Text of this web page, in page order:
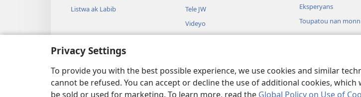
Privacy Settings
To provide you with the best possible experience, we use cookies and similar
cannot be refused. You can accept or decline the use of additional cookies,
be sold or used for marketing. To learn more, read the Global Policy on Use of
Listwa ak Labib
Tele JW
Videyo
Mizik
Lekti Labib sou fòm dram
Eksperyans
Toupatou nan